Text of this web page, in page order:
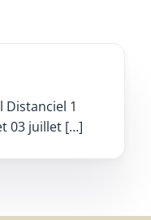
Distanciel 1
03 juillet […]